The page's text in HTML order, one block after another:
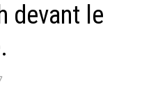
devant le